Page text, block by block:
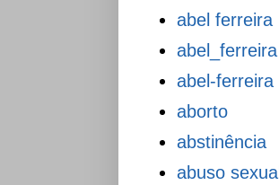
abel ferreira
abel_ferreira
abel-ferreira
aborto
abstinência
abuso sexual